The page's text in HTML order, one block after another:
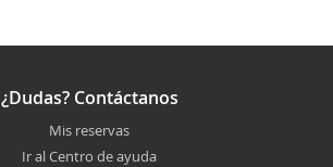
¿Dudas? Contáctanos
Mis reservas
Ir al Centro de ayuda